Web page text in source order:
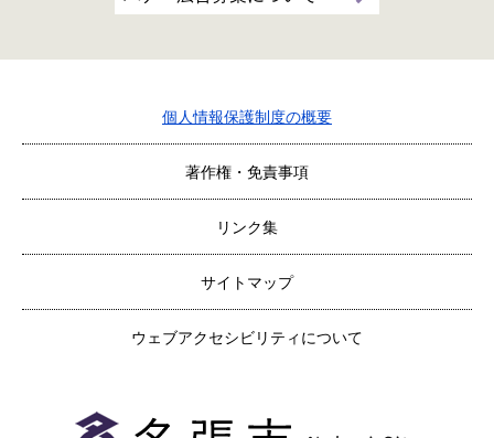
個人情報保護制度の概要
著作権・免責事項
リンク集
サイトマップ
ウェブアクセシビリティについて